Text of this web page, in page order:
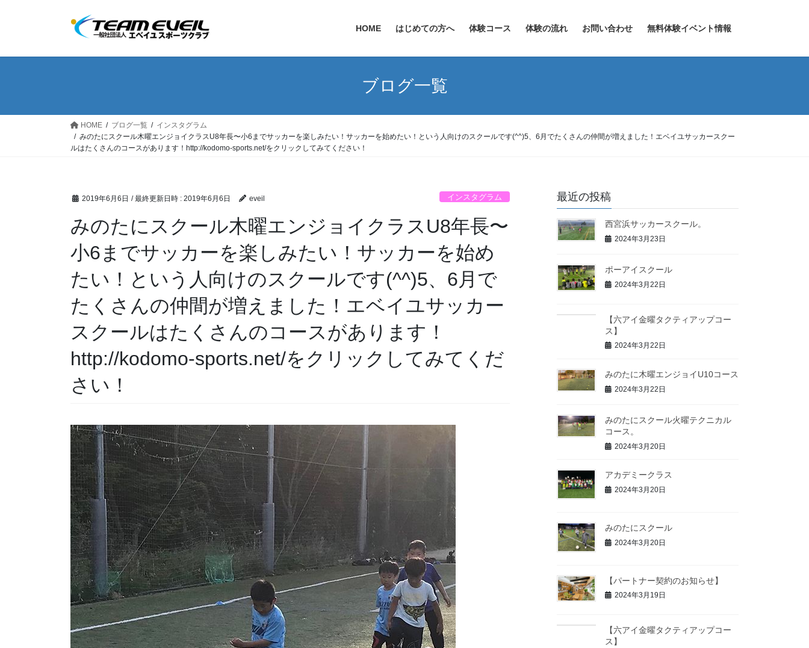
HOME はじめての方へ 体験コース 体験の流れ お問い合わせ 無料体験イベント情報
ブログ一覧
HOME ブログ一覧
インスタグラム
みのたにスクール木曜エンジョイクラスU8年長〜小6までサッカーを楽しみたい！サッカーを始めたい！という人向けのスクールです(^^)5、6月でたくさんの仲間が増えました！エベイユサッカースクー
ルはたくさんのコースがあります！http://kodomo-sports.net/をクリックしてみてください！
2019年6月6日 / 最終更新日時 : 2019年6月6日 eveil インスタグラム
みのたにスクール木曜エンジョイクラスU8年長〜
小6までサッカーを楽しみたい！サッカーを始め
たい！という人向けのスクールです(^^)5、6月で
たくさんの仲間が増えました！エベイユサッカー
スクールはたくさんのコースがあります！
http://kodomo-sports.net/をクリックしてみてくだ
さい！
最近の投稿
西宮浜サッカースクール。
2024年3月23日
ポーアイスクール
2024年3月22日
【六アイ金曜タクティアップコー
ス】
2024年3月22日
みのたに木曜エンジョイU10コース
2024年3月22日
みのたにスクール火曜テクニカル
コース。
2024年3月20日
アカデミークラス
2024年3月20日
みのたにスクール
2024年3月20日
【パートナー契約のお知らせ】
2024年3月19日
【六アイ金曜タクティアップコー
ス】